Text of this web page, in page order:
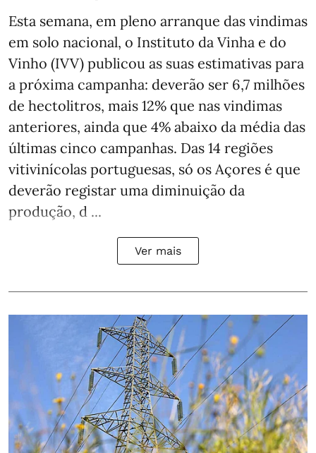
Esta semana, em pleno arranque das vindimas
em solo nacional, o Instituto da Vinha e do
Vinho (IVV) publicou as suas estimativas para
a próxima campanha: deverão ser 6,7 milhões
de hectolitros, mais 12% que nas vindimas
anteriores, ainda que 4% abaixo da média das
últimas cinco campanhas. Das 14 regiões
vitivinícolas portuguesas, só os Açores é que
deverão registar uma diminuição da
produção, d ...
Ver mais